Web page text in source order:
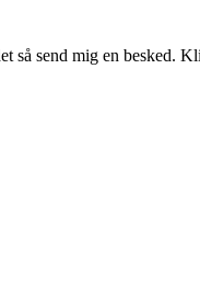
så send mig en besked.